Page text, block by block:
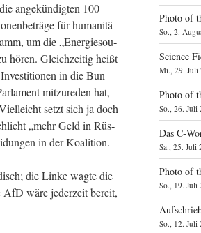
ange­kün­dig­ten 100
für huma­ni­tä­
um die „Ener­gie­sou­
hören. Gleich­zei­tig heißt
Inves­ti­tio­nen in die Bun­
mit­zu­re­den hat,
setzt sich ja doch
„mehr Geld in Rüs­
in der Koalition.
die Lin­ke wag­te die
wäre jeder­zeit bereit,
Photo of
So., 2.
Science
Mi., 29. Juli
Photo of
So., 26. Juli
Das
Sa., 25. Juli
Photo of
So., 19. Juli
So., 12. Juli